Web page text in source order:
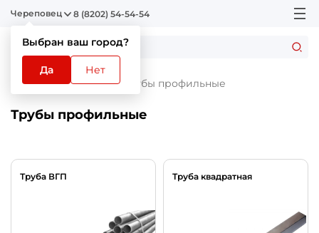
Череповец
Выбран ваш город?
Да Нет
8 (8202) 54-54-54
Главная Каталог Трубы профильные
Трубы профильные
Труба ВГП Труба квадратная